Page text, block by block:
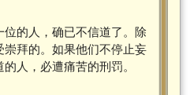
的人，确已不信道了。除
拜的。如果他们不停止妄
人，必遭痛苦的刑罚。